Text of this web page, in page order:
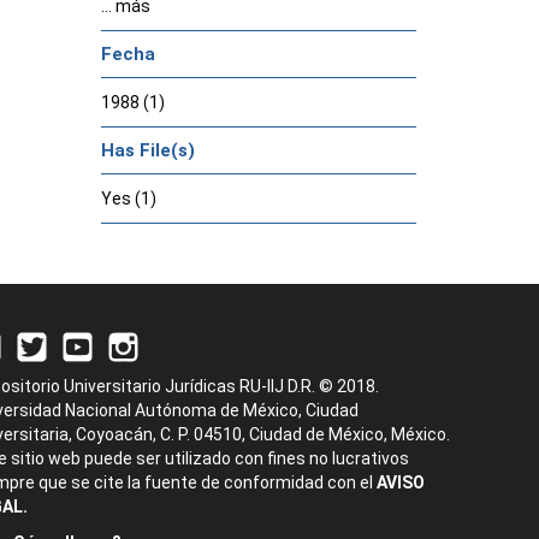
... más
Fecha
1988 (1)
Has File(s)
Yes (1)
Universitario Jurídicas RU-IIJ D.R. © 2018.
Nacional Autónoma de México, Ciudad
Coyoacán, C. P. 04510, Ciudad de México, México.
sitio web puede ser utilizado con fines no lucrativos
que se cite la fuente de conformidad con el AVISO